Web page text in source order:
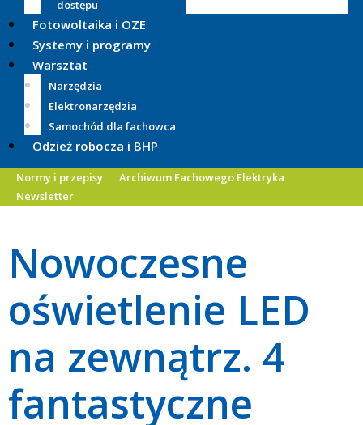
dostępu
Fotowoltaika i OZE
Systemy i programy
Warsztat
Narzędzia
Elektronarzędzia
Samochód dla fachowca
Odzież robocza i BHP
Normy i przepisy
Archiwum Fachowego Elektryka
Newsletter
Nowoczesne
oświetlenie LED
na zewnątrz. 4
fantastyczne